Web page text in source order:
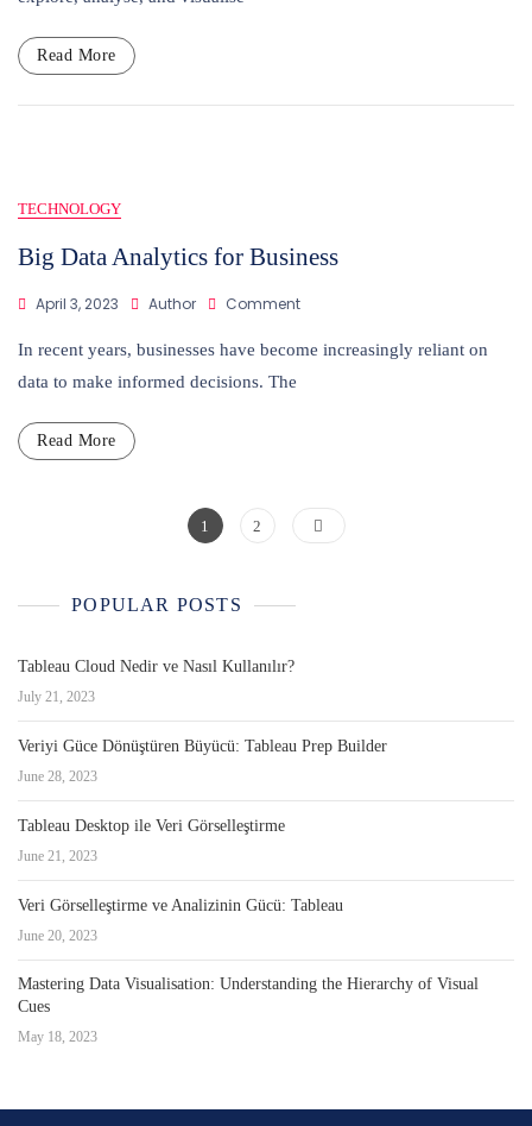
Read More
TECHNOLOGY
Big Data Analytics for Business
April 3, 2023 Author CommentOn
Data
In recent years, businesses have become increasingly reliant on
data to make informed decisions. The
Read More
Posts
Page
1 Page
2
POPULAR POSTS
Tableau Cloud Nedir ve Nasıl Kullanılır?
July 21, 2023
Veriyi Güce Dönüştüren Büyücü: Tableau Prep Builder
June 28, 2023
Tableau Desktop ile Veri Görselleştirme
June 21, 2023
Veri Görselleştirme ve Analizinin Gücü: Tableau
June 20, 2023
Mastering Data Visualisation: Understanding the Hierarchy of Visual
Cues
May 18, 2023